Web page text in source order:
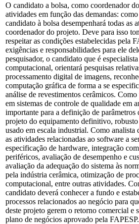
O candidato a bolsa, como coordenador
atividades em função das demandas:
candidato à bolsa desempenhará todas as
coordenador do projeto. Deve para isso
respeitar as condições estabelecidas pela
exigências e responsabilidades para ele
pesquisador, o candidato que é
computacional, orientará pesquisas
processamento digital de imagens,
computação gráfica de forma a se
análise de revestimentos cerâmicos.
em sistemas de controle de qualidade em
importante para a definição de parâmetros
projeto do equipamento definitivo,
usado em escala industrial. Como analista
as atividades relacionadas ao software a
especificação de hardware, integração
periféricos, avaliação de desempenho e
avaliação da adequação do sistema às
pela indústria cerâmica, otimização de
computacional, entre outras atividades.
candidato deverá conhecer a fundo e
processos relacionados ao negócio para
deste projeto gerem o retorno comercial e
plano de negócios aprovado pela